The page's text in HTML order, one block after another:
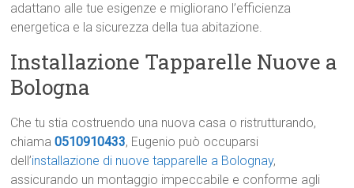
adattano alle tue esigenze e migliorano l’efficienza
energetica e la sicurezza della tua abitazione.
Installazione Tapparelle Nuove a
Bologna
Che tu stia costruendo una nuova casa o ristrutturando,
chiama0510910433, Eugenio può occuparsi
dell’installazione di nuove tapparelle a Bolognay,
assicurando un montaggio impeccabile e conforme agli